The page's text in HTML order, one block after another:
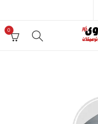
0